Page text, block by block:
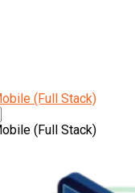
(Full Stack)
(Full Stack)